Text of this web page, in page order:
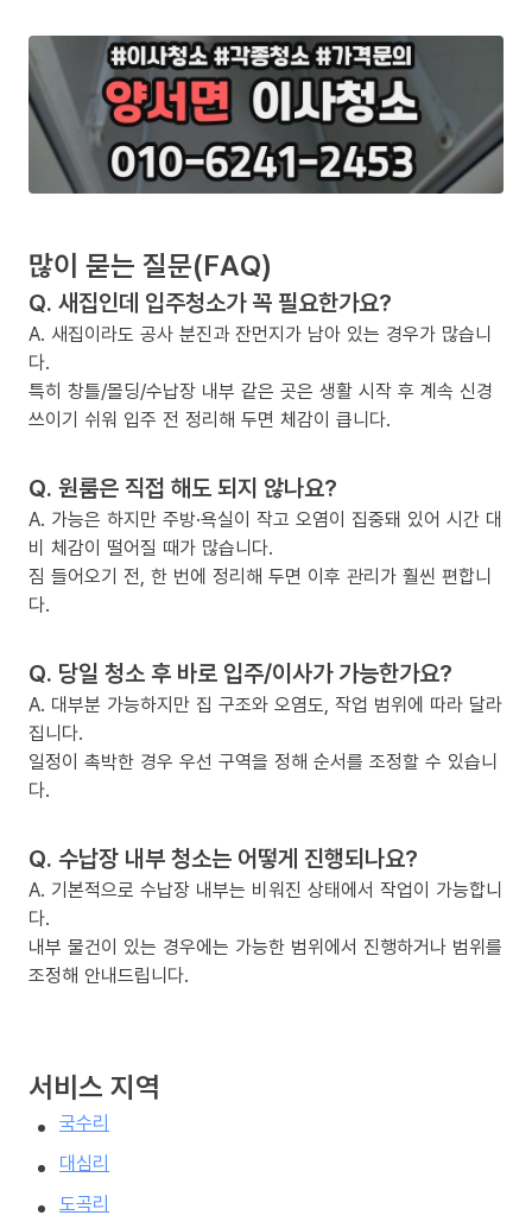
많이 묻는 질문(FAQ)
Q. 새집인데 입주청소가 꼭 필요한가요?
A. 새집이라도 공사 분진과 잔먼지가 남아 있는 경우가 많습니
다.
특히 창틀/몰딩/수납장 내부 같은 곳은 생활 시작 후 계속 신경
쓰이기 쉬워 입주 전 정리해 두면 체감이 큽니다.
Q. 원룸은 직접 해도 되지 않나요?
A. 가능은 하지만 주방·욕실이 작고 오염이 집중돼 있어 시간 대
비 체감이 떨어질 때가 많습니다.
짐 들어오기 전, 한 번에 정리해 두면 이후 관리가 훨씬 편합니
다.
Q. 당일 청소 후 바로 입주/이사가 가능한가요?
A. 대부분 가능하지만 집 구조와 오염도, 작업 범위에 따라 달라
집니다.
일정이 촉박한 경우 우선 구역을 정해 순서를 조정할 수 있습니
다.
Q. 수납장 내부 청소는 어떻게 진행되나요?
A. 기본적으로 수납장 내부는 비워진 상태에서 작업이 가능합니
다.
내부 물건이 있는 경우에는 가능한 범위에서 진행하거나 범위를
조정해 안내드립니다.
서비스 지역
국수리
대심리
도곡리